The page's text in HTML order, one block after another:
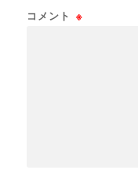
コメント ※